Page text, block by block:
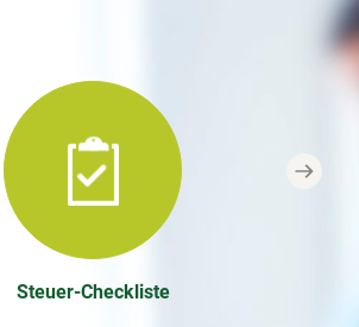
Steuer-Checkliste
Next